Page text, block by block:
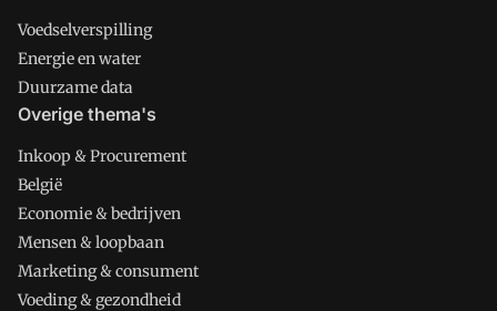
Voedselverspilling
Energie en water
Duurzame data
Overige thema's
Inkoop & Procurement
België
Economie & bedrijven
Mensen & loopbaan
Marketing & consument
Voeding & gezondheid